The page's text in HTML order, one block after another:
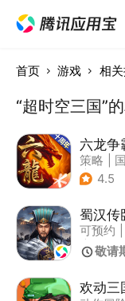
首页 游戏 相
“超时空三国”
六龙争
策略
| 千人同
4.5
蜀汉传
可预约
| 三国
敬请
欢动三